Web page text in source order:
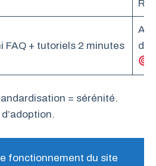
FAQ + tutoriels 2 minutes
= sérénité.
fonctionnement du site